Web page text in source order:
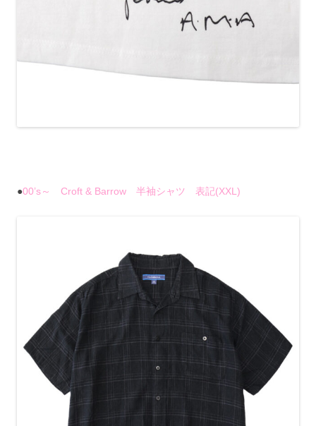
●00’s～ Croft & Barrow 半袖シャツ 表記(XXL)